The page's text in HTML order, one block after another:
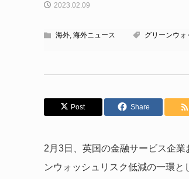
2023.02.09
海外, 海外ニュース グリーンウォ
Post Share
2月3日、英国の金融サービス企
ンウォッシュリスク低減の一環